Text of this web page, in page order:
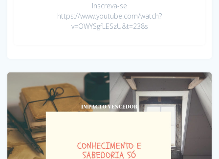
Inscreva-se
https://www.youtube.com/watch?
v=OWYSgfLESzU&t=238s